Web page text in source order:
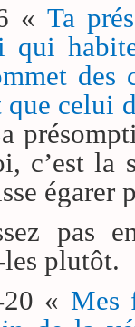
« Ta
qui
celui
c’est la
égarer
pas
les plutôt.
« Mes